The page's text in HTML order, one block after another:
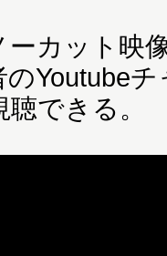
カット映
Youtube
聴できる。